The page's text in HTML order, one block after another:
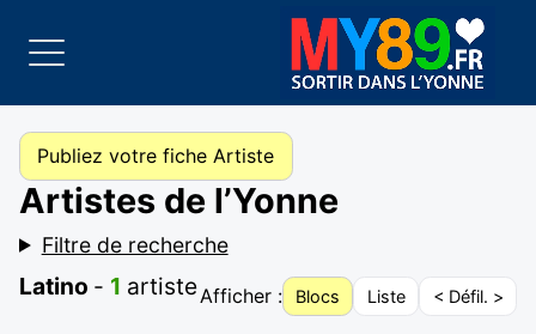
Publiez votre fiche Artiste
Artistes de l’Yonne
Filtre de recherche
Latino - 1 artisteAfficher : Blocs Liste < Défil. >